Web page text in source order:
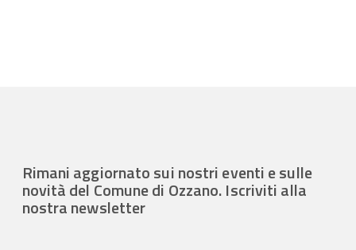
Rimani aggiornato sui nostri eventi e sulle
novità del Comune di Ozzano. Iscriviti alla
nostra newsletter